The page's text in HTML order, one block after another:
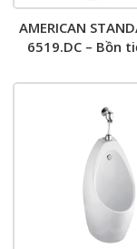
AMERICAN
6519.DC – Bồn